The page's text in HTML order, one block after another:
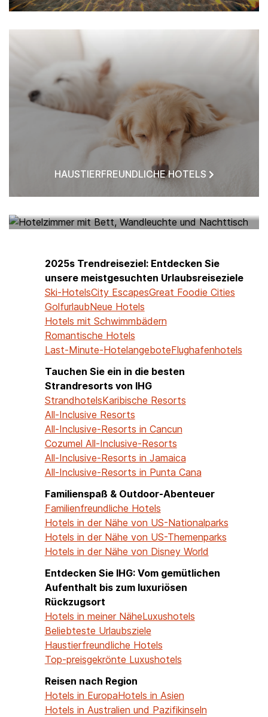
HAUSTIERFREUNDLICHE HOTELS
2025s Trendreiseziel: Entdecken Sie
unsere meistgesuchten Urlaubsreiseziele
Ski-HotelsCity EscapesGreat Foodie Cities
GolfurlaubNeue Hotels
Hotels mit Schwimmbädern
Romantische Hotels
Last-Minute-HotelangeboteFlughafenhotels
Tauchen Sie ein in die besten
Strandresorts von IHG
StrandhotelsKaribische Resorts
All-Inclusive Resorts
All-Inclusive-Resorts in Cancun
Cozumel All-Inclusive-Resorts
All-Inclusive-Resorts in Jamaica
All-Inclusive-Resorts in Punta Cana
Familienspaß & Outdoor-Abenteuer
Familienfreundliche Hotels
Hotels in der Nähe von US-Nationalparks
Hotels in der Nähe von US-Themenparks
Hotels in der Nähe von Disney World
Entdecken Sie IHG: Vom gemütlichen
Aufenthalt bis zum luxuriösen
Rückzugsort
Hotels in meiner NäheLuxushotels
Beliebteste Urlaubsziele
Haustierfreundliche Hotels
Top-preisgekrönte Luxushotels
Reisen nach Region
Hotels in EuropaHotels in Asien
Hotels in Australien und Pazifikinseln